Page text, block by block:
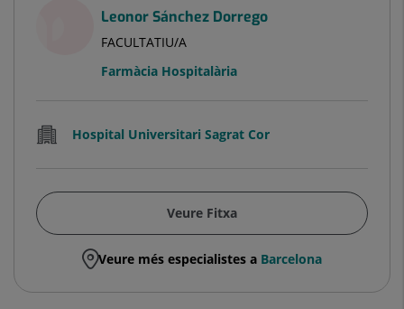
Leonor Sánchez Dorrego
FACULTATIU/A
Farmàcia Hospitalària
Hospital Universitari Sagrat Cor
Veure Fitxa
Veure més especialistes a Barcelona